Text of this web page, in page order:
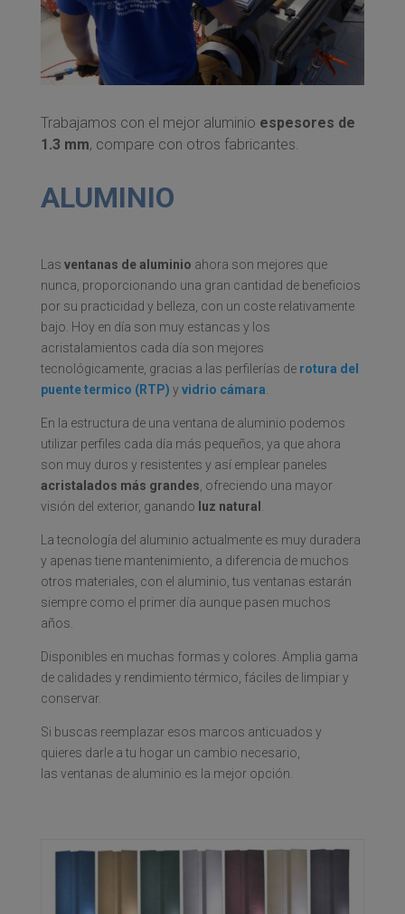
Trabajamos con el mejor aluminio espesores de
1.3 mm, compare con otros fabricantes.
ALUMINIO
Las ventanas de aluminio ahora son mejores que
nunca, proporcionando una gran cantidad de beneficios
por su practicidad y belleza, con un coste relativamente
bajo. Hoy en día son muy estancas y los
acristalamientos cada día son mejores
tecnológicamente, gracias a las perfilerías de rotura del
puente termico (RTP) y vidrio cámara
En la estructura de una ventana de aluminio podemos
utilizar perfiles cada día más pequeños, ya que ahora
son muy duros y resistentes y así emplear paneles
acristalados más grandes , ofreciendo una mayor
visión del exterior, ganando luz natural
La tecnología del aluminio actualmente es muy duradera
y apenas tiene mantenimiento, a diferencia de muchos
otros materiales, con el aluminio, tus ventanas estarán
siempre como el primer día aunque pasen muchos
años.
Disponibles en muchas formas y colores. Amplia gama
de calidades y rendimiento térmico, fáciles de limpiar y
conservar.
Si buscas reemplazar esos marcos anticuados y
quieres darle a tu hogar un cambio necesario,
las ventanas de aluminio es la mejor opción.